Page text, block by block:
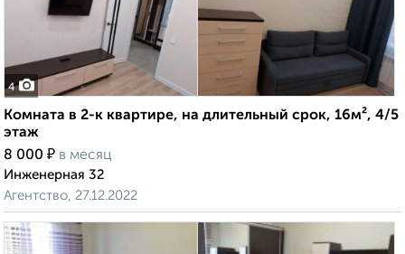
4
Комната в 2-к квартире, на длительный срок, 16м², 4/5
этаж
8 000 ₽ в месяц
Инженерная 32
Агентство, 27.12.2022